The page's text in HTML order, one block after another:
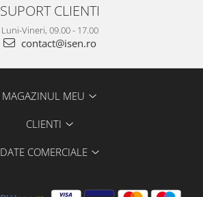
SUPORT CLIENTI
Luni-Vineri, 09.00 - 17.00
contact@isen.ro
MAGAZINUL MEU
CLIENTI
DATE COMERCIALE